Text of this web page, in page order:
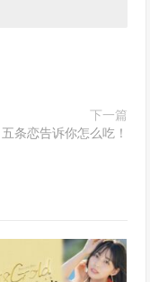
下一篇
条恋告诉你怎么吃！